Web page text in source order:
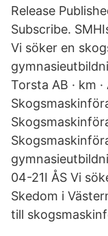
Release
Subscribe.
Vi söker en
Torsta AB · km ·
04-21I ÅS Vi
Skedom i
till